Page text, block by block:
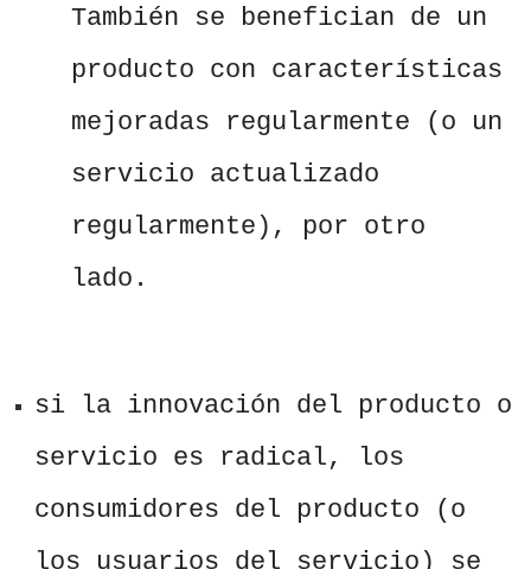
También se benefician de un
producto con características
mejoradas regularmente (o un
servicio actualizado
regularmente), por otro
lado.
si la innovación del producto o
servicio es radical, los
consumidores del producto (o
los usuarios del servicio) se